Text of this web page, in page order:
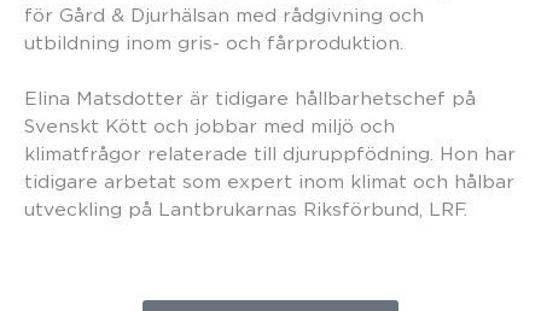
för Gård & Djurhälsan med rådgivning och
utbildning inom gris- och fårproduktion.
Elina Matsdotter är tidigare hållbarhetschef på
Svenskt Kött och jobbar med miljö och
klimatfrågor relaterade till djuruppfödning. Hon har
tidigare arbetat som expert inom klimat och hålbar
utveckling på Lantbrukarnas Riksförbund, LRF.